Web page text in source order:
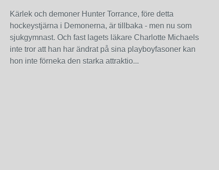
Kärlek och demoner Hunter Torrance, före detta
hockeystjärna i Demonerna, är tillbaka - men nu som
sjukgymnast. Och fast lagets läkare Charlotte Michaels
inte tror att han har ändrat på sina playboyfasoner kan
hon inte förneka den starka attraktio...